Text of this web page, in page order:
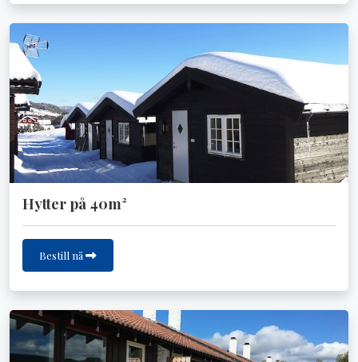
Hytter på 40m²
Bestill nå